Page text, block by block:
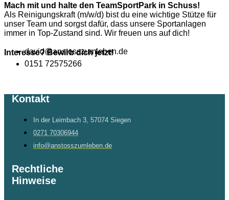
Mach mit und halte den TeamSportPark in Schuss!
Als Reinigungskraft (m/w/d) bist du eine wichtige Stütze für
unser Team und sorgst dafür, dass unsere Sportanlagen
immer in Top-Zustand sind. Wir freuen uns auf dich!
Interesse? Bewirb dich jetzt!
david@anstosszumleben.de
0151 72575266
Kontakt
In der Leimbach 3, 57074 Siegen
0271 70306944
info@anstosszumleben.de
Rechtliche
Hinweise